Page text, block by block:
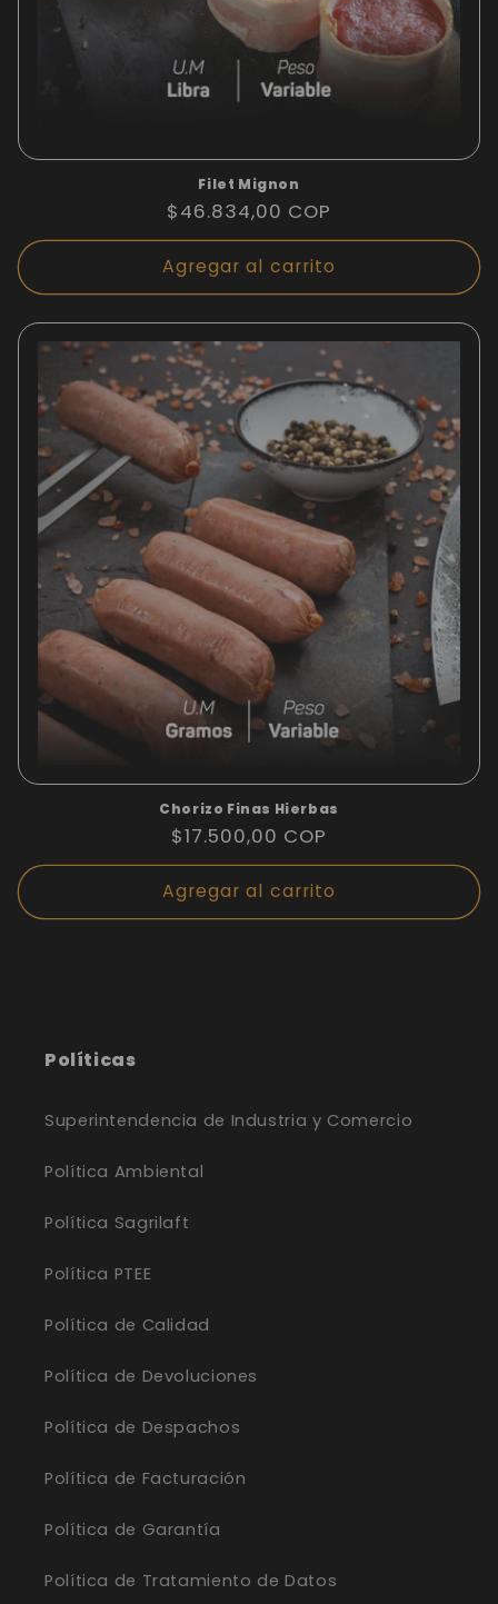
Filet Mignon
Precio
habitual
$46.834,00 COP
Agregar al carrito
Chorizo Finas Hierbas
Precio
habitual
$17.500,00 COP
Agregar al carrito
Políticas
Superintendencia de Industria y Comercio
Política Ambiental
Política Sagrilaft
Política PTEE
Política de Calidad
Política de Devoluciones
Política de Despachos
Política de Facturación
Política de Garantía
Política de Tratamiento de Datos